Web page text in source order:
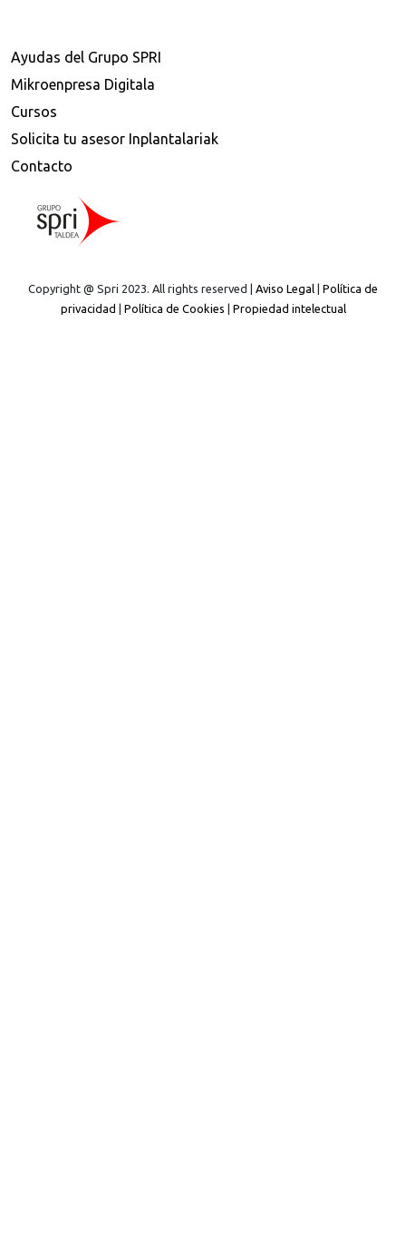
Ayudas del Grupo SPRI
Mikroenpresa Digitala
Cursos
Solicita tu asesor Inplantalariak
Contacto
Copyright @ Spri 2023. All rights reserved | Aviso Legal | Política de
privacidad | Política de Cookies | Propiedad intelectual